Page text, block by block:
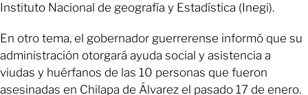
Instituto Nacional de geografía y Estadística (Inegi).
En otro tema, el gobernador guerrerense informó que su
administración otorgará ayuda social y asistencia a
viudas y huérfanos de las 10 personas que fueron
asesinadas en Chilapa de Álvarez el pasado 17 de enero.